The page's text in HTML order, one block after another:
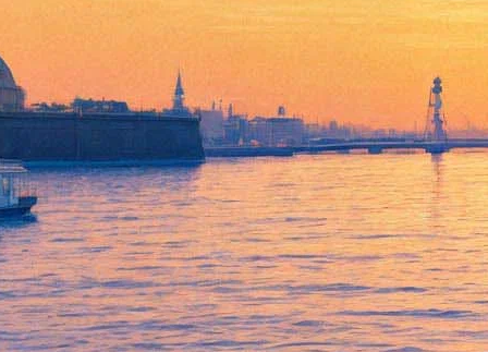
Ха-ха-ха! В рамках
Всемирного фестиваля
цирковой режиссуры